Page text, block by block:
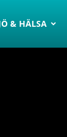
& HÄLSA